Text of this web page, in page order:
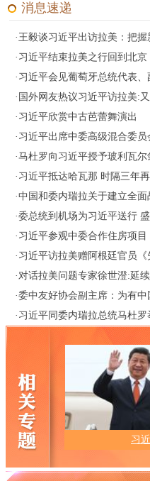
消息速递
· 王毅谈习近平出访拉美：把
· 习近平结束拉美之行回到北京
· 习近平会见葡萄牙总统代表
· 国外网友热议习近平访拉美:
· 习近平欣赏中古芭蕾舞演出
· 习近平出席中委高级混合委
·马杜罗向习近平授予玻利瓦
· 习近平抵达哈瓦那 时隔三年
·中国和委内瑞拉关于建立全
·委总统到机场为习近平送行
· 习近平参观中委合作住房项目
· 习近平访拉美赠阿根廷官员
·对话拉美问题专家徐世澄:延
·委中友好协会副主席：为有
· 习近平同委内瑞拉总统马杜罗
习